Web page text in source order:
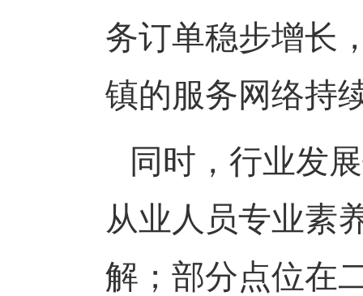
务订单稳步增长
镇的服务网络持
同时，行业发
从业人员专业素
解；部分点位在